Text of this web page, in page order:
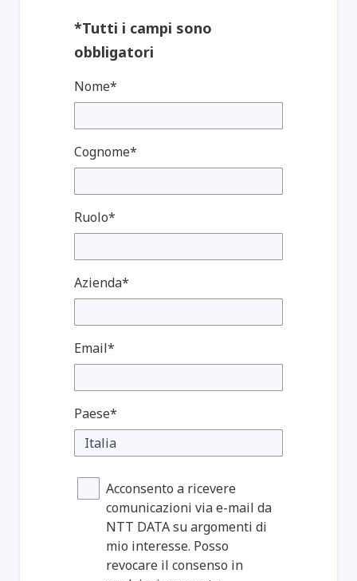
*Tutti i campi sono
obbligatori
Nome*
Cognome*
Ruolo*
Azienda*
Email*
Paese*
Acconsento a ricevere
comunicazioni via e-mail da
NTT DATA su argomenti di
mio interesse. Posso
revocare il consenso in